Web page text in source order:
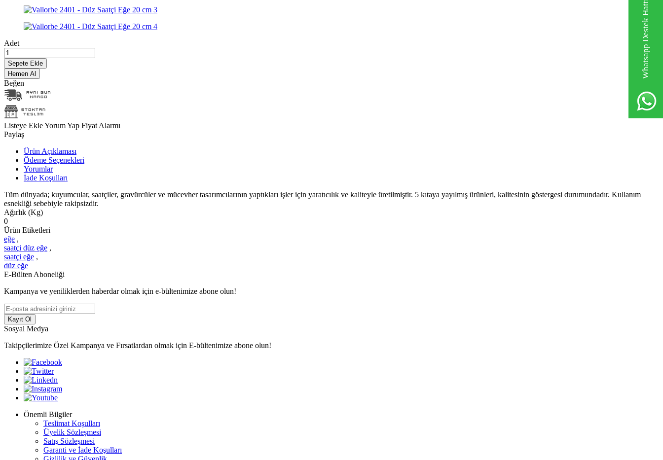
Whatsapp Destek Hattı
Adet
Sepete Ekle
Hemen Al
Beğen
Listeye EkleYorum Yap Fiyat Alarmı
Paylaş
Ürün Açıklaması
Ödeme Seçenekleri
Yorumlar
İade Koşulları
Tüm dünyada; kuyumcular, saatçiler, gravürcüler ve mücevher tasarımcılarının yaptıkları işler için yaratıcılık ve kaliteyle üretilmiştir. 5 kıtaya yayılmış ürünleri, kalitesinin göstergesi durumundadır. Kullanım
esnekliği sebebiyle rakipsizdir.
Ağırlık (Kg)
0
Ürün Etiketleri
eğe ,
saatçi düz eğe ,
saatçi eğe ,
düz eğe
E-Bülten Aboneliği
Kampanya ve yeniliklerden haberdar olmak için e-bültenimize abone olun!
Kayıt Ol
Sosyal Medya
Takipçilerimize Özel Kampanya ve Fırsatlardan olmak için E-bültenimize abone olun!
Önemli Bilgiler
Teslimat Koşulları
Üyelik Sözleşmesi
Satış Sözleşmesi
Garanti ve İade Koşulları